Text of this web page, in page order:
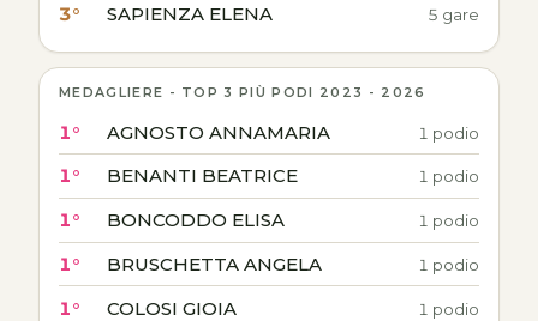
3° SAPIENZA ELENA 5 gare
MEDAGLIERE - TOP 3 PIÙ PODI 2023 - 2026
1° AGNOSTO ANNAMARIA 1 podio
1° BENANTI BEATRICE 1 podio
1° BONCODDO ELISA 1 podio
1° BRUSCHETTA ANGELA 1 podio
1° COLOSI GIOIA 1 podio